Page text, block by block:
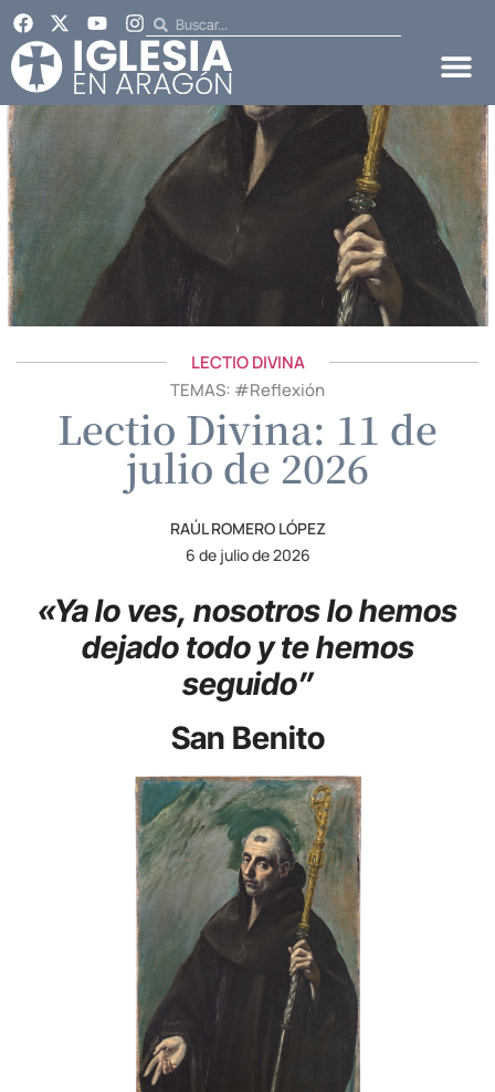
LECTIO DIVINA
TEMAS: #Reflexión
Lectio Divina: 11 de
julio de 2026
RAÚL ROMERO LÓPEZ
6 de julio de 2026
«Ya lo ves, nosotros lo hemos
dejado todo y te hemos
seguido”
San Benito